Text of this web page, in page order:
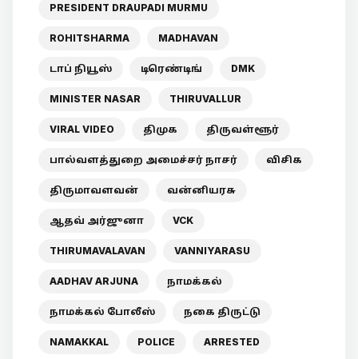
PRESIDENT DRAUPADI MURMU
ROHITSHARMA MADHAVAN
டாப் நியூஸ் டிரெண்டிங் DMK
MINISTER NASAR THIRUVALLUR
VIRAL VIDEO திமுக திருவள்ளூர்
பால்வளத்துறை அமைச்சர் நாசர் விசிக
திருமாவளவன் வன்னியரசு
ஆதவ் அர்ஜுனா VCK
THIRUMAVALAVAN VANNIYARASU
AADHAV ARJUNA நாமக்கல்
நாமக்கல் போலீஸ் நகை திருட்டு
NAMAKKAL POLICE ARRESTED